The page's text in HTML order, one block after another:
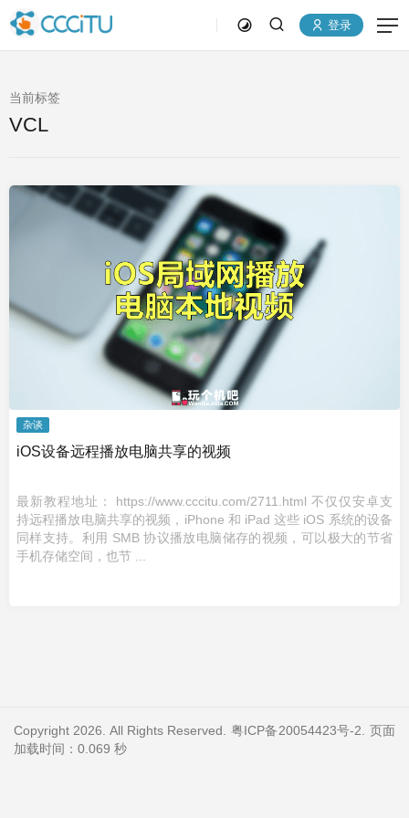
登录
当前标签
VCL
杂谈
iOS设备远程播放电脑共享的视频
最新教程地址： https://www.cccitu.com/2711.html 不仅仅安卓支
持远程播放电脑共享的视频，iPhone 和 iPad 这些 iOS 系统的设备
同样支持。利用 SMB 协议播放电脑储存的视频，可以极大的节省
手机存储空间，也节 ...
Copyright 2026. All Rights Reserved. 粤ICP备20054423号-2 . 页面
加载时间：0.069 秒